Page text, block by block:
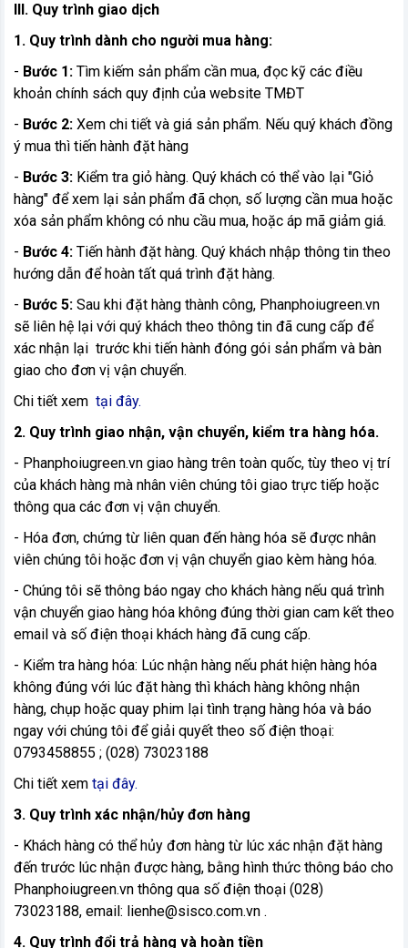
III. Quy trình giao dịch
1. Quy trình dành cho người mua hàng:
- Bước 1: Tìm kiếm sản phẩm cần mua, đọc kỹ các điều
khoản chính sách quy định của website TMĐT
- Bước 2: Xem chi tiết và giá sản phẩm. Nếu quý khách đồng
ý mua thì tiến hành đặt hàng
- Bước 3: Kiểm tra giỏ hàng. Quý khách có thể vào lại "Giỏ
hàng" để xem lại sản phẩm đã chọn, số lượng cần mua hoặc
xóa sản phẩm không có nhu cầu mua, hoặc áp mã giảm giá.
- Bước 4: Tiến hành đặt hàng. Quý khách nhập thông tin theo
hướng dẫn để hoàn tất quá trình đặt hàng.
- Bước 5: Sau khi đặt hàng thành công, Phanphoiugreen.vn
sẽ liên hệ lại với quý khách theo thông tin đã cung cấp để
xác nhận lại trước khi tiến hành đóng gói sản phẩm và bàn
giao cho đơn vị vận chuyển.
Chi tiết xem tại đây.
2. Quy trình giao nhận, vận chuyển, kiểm tra hàng hóa.
- Phanphoiugreen.vn giao hàng trên toàn quốc, tùy theo vị trí
của khách hàng mà nhân viên chúng tôi giao trực tiếp hoặc
thông qua các đơn vị vận chuyển.
- Hóa đơn, chứng từ liên quan đến hàng hóa sẽ được nhân
viên chúng tôi hoặc đơn vị vận chuyển giao kèm hàng hóa.
- Chúng tôi sẽ thông báo ngay cho khách hàng nếu quá trình
vận chuyển giao hàng hóa không đúng thời gian cam kết theo
email và số điện thoại khách hàng đã cung cấp.
- Kiểm tra hàng hóa: Lúc nhận hàng nếu phát hiện hàng hóa
không đúng với lúc đặt hàng thì khách hàng không nhận
hàng, chụp hoặc quay phim lại tình trạng hàng hóa và báo
ngay với chúng tôi để giải quyết theo số điện thoại:
0793458855 ; (028) 73023188
Chi tiết xem tại đây.
3. Quy trình xác nhận/hủy đơn hàng
- Khách hàng có thể hủy đơn hàng từ lúc xác nhận đặt hàng
đến trước lúc nhận được hàng, bằng hình thức thông báo cho
Phanphoiugreen.vn thông qua số điện thoại (028)
73023188, email: lienhe@sisco.com.vn .
4. Quy trình đổi trả hàng và hoàn tiền